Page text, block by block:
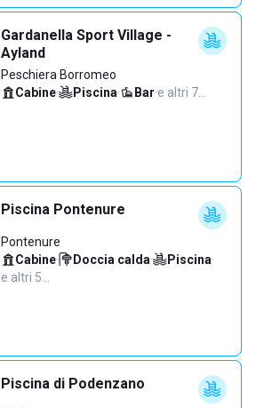
Gardanella Sport Village -
Ayland
Peschiera Borromeo
Cabine· Piscina· Bar·e altri 7…
Piscina Pontenure
Pontenure
Cabine· Doccia calda· Piscina·
e altri 5…
Piscina di Podenzano